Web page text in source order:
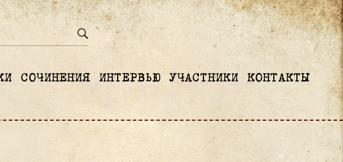
СОЧИНЕНИЯ ИНТЕРВЬЮ УЧАСТНИКИ КОНТАКТЫ